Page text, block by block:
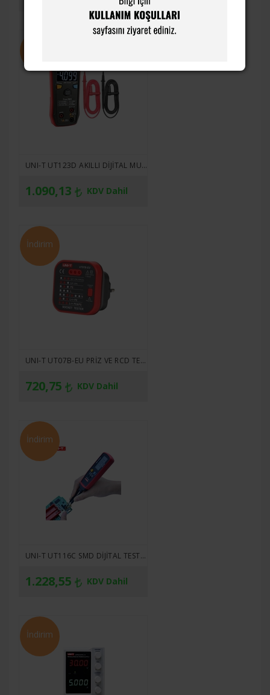
UNI-T UT123D AKILLI DIJITAL MULITMETRE
1.090,13 KDV Dahil
İndirim
UNI-T UT07B-EU PRIZ VE RCD TEST CIHAZI
720,75 KDV Dahil
İndirim
UNI-T UT116C SMD DIJITAL TEST CIHAZI
1.228,55 KDV Dahil
İndirim